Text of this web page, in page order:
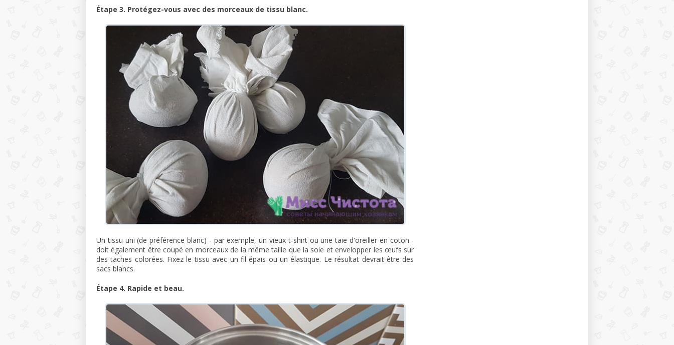
Étape 3. Protégez-vous avec des morceaux de tissu blanc.
Un tissu uni (de préférence blanc) - par exemple, un vieux t-shirt ou une taie d'oreiller en coton -
doit également être coupé en morceaux de la même taille que la soie et envelopper les œufs sur
des taches colorées. Fixez le tissu avec un fil épais ou un élastique. Le résultat devrait être des
sacs blancs.
Étape 4. Rapide et beau.